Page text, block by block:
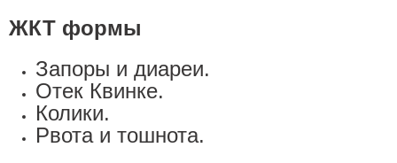
ЖКТ формы
Запоры и диареи.
Отек Квинке.
Колики.
Рвота и тошнота.